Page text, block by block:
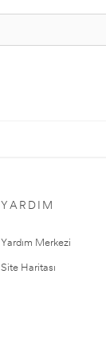
YARDIM
Yardım Merkezi
Site Haritası